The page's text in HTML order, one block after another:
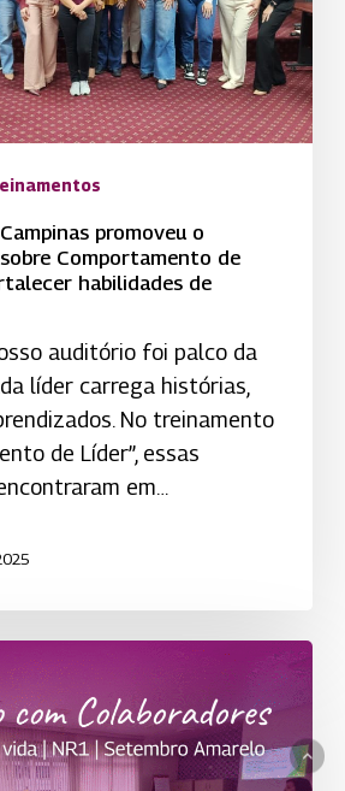
promoveu o
Comportamento de
habilidades de
auditório foi palco da
líder carrega histórias,
No treinamento
de Líder”, essas
em…